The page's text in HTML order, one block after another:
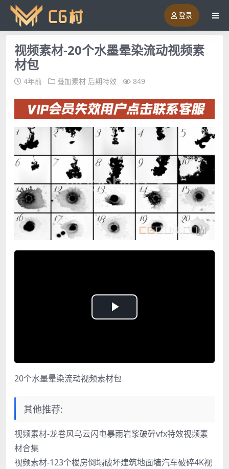
登录
视频素材-20个水墨晕染流动视频素
材包
4年前 叠加素材 后期特效 849
Play
20个水墨晕染流动视频素材包
其他推荐:
视频素材-龙卷风乌云闪电暴雨岩浆破碎vfx特效视频素
材合集
视频素材-123个楼房倒塌破坏建筑地面墙汽车破碎4K视